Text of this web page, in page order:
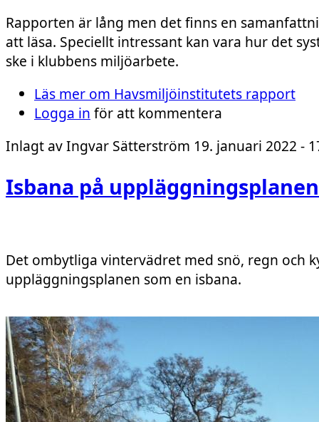
Rapporten är lång men det finns en
att läsa. Speciellt intressant kan vara hur det
ske i klubbens miljöarbete.
Läs mer om Havsmiljöinstitutets rapport
Logga in för att kommentera
Inlagt avIngvar Sätterström 19. januari 2022 -
Isbana på uppläggningsplanen
Det ombytliga vintervädret med snö, regn och
uppläggningsplanen som en isbana.